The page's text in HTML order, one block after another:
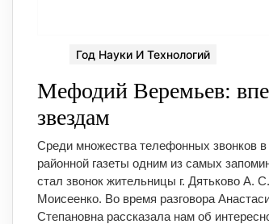
Год Науки И Технологий
Мефодий Веремьев:
звездам
Среди множества телефонных звонков
районной газеты одним из самых
стал звонок жительницы г. Дятьково А. С.
Моисеенко. Во время разговора
Степановна рассказала нам об